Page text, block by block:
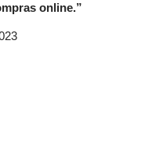
online.”